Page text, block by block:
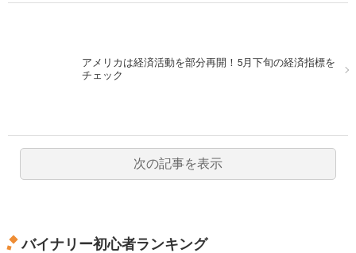
アメリカは経済活動を部分再開！5月下旬の経済指標を
チェック
次の記事を表示
バイナリー初心者ランキング